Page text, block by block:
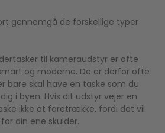
gennemgå de forskellige typer
til kameraudstyr er ofte
og moderne. De er derfor ofte
bare skal have en taske som du
i byen. Hvis dit udstyr vejer en
ikke at foretrække, fordi det vil
din ene skulder.